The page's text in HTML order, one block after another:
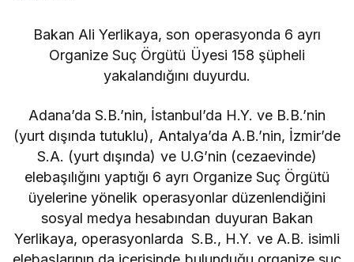
Bakan Ali Yerlikaya, son operasyonda 6 ayrı
Organize Suç Örgütü Üyesi 158 şüpheli
yakalandığını duyurdu.
Adana’da S.B.’nin, İstanbul’da H.Y. ve B.B.’nin
(yurt dışında tutuklu), Antalya’da A.B.’nin, İzmir’de
S.A. (yurt dışında) ve U.G’nin (cezaevinde)
elebaşılığını yaptığı 6 ayrı Organize Suç Örgütü
üyelerine yönelik operasyonlar düzenlendiğini
sosyal medya hesabından duyuran Bakan
Yerlikaya, operasyonlarda S.B., H.Y. ve A.B. isimli